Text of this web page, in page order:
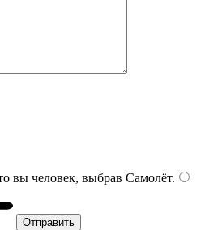
вы человек, выбрав Самолёт.